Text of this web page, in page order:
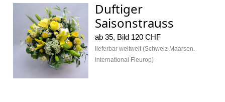
Duftiger
Saisonstrauss
ab 35, Bild 120 CHF
lieferbar weltweit (Schweiz Maarsen.
International Fleurop)